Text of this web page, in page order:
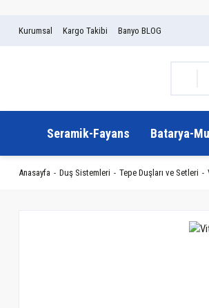
Kurumsal Kargo Takibi Banyo BLOG
Seramik-Fayans Batarya-
Anasayfa Duş Sistemleri Tepe Duşları ve Setleri